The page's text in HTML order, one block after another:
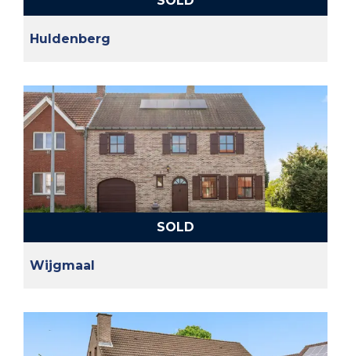
Huldenberg
SOLD
Wijgmaal